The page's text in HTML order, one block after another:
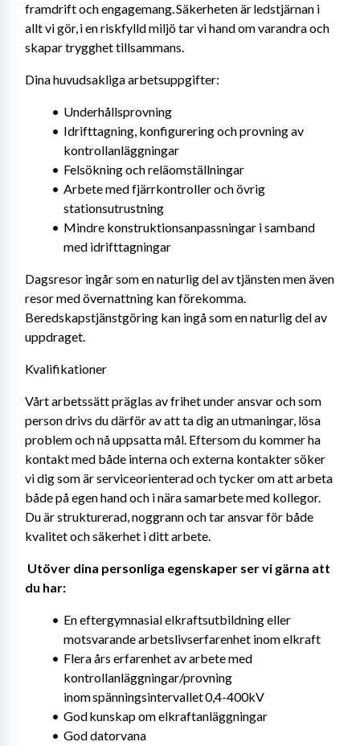
framdrift och engagemang. Säkerheten är ledstjärnan i
allt vi gör, i en riskfylld miljö tar vi hand om varandra och
skapar trygghet tillsammans.
Dina huvudsakliga arbetsuppgifter:
Underhållsprovning
Idrifttagning, konfigurering och provning av
kontrollanläggningar
Felsökning och reläomställningar
Arbete med fjärrkontroller och övrig
stationsutrustning
Mindre konstruktionsanpassningar i samband
med idrifttagningar
Dagsresor ingår som en naturlig del av tjänsten men även
resor med övernattning kan förekomma.
Beredskapstjänstgöring kan ingå som en naturlig del av
uppdraget.
Kvalifikationer
Vårt arbetssätt präglas av frihet under ansvar och som
person drivs du därför av att ta dig an utmaningar, lösa
problem och nå uppsatta mål. Eftersom du kommer ha
kontakt med både interna och externa kontakter söker
vi dig som är serviceorienterad och tycker om att arbeta
både på egen hand och i nära samarbete med kollegor.
Du är strukturerad, noggrann och tar ansvar för både
kvalitet och säkerhet i ditt arbete.
Utöver dina personliga egenskaper ser vi gärna att
du har:
En eftergymnasial elkraftsutbildning eller
motsvarande arbetslivserfarenhet inom elkraft
Flera års erfarenhet av arbete med
kontrollanläggningar/provning
inom spänningsintervallet 0,4-400kV
God kunskap om elkraftanläggningar
God datorvana